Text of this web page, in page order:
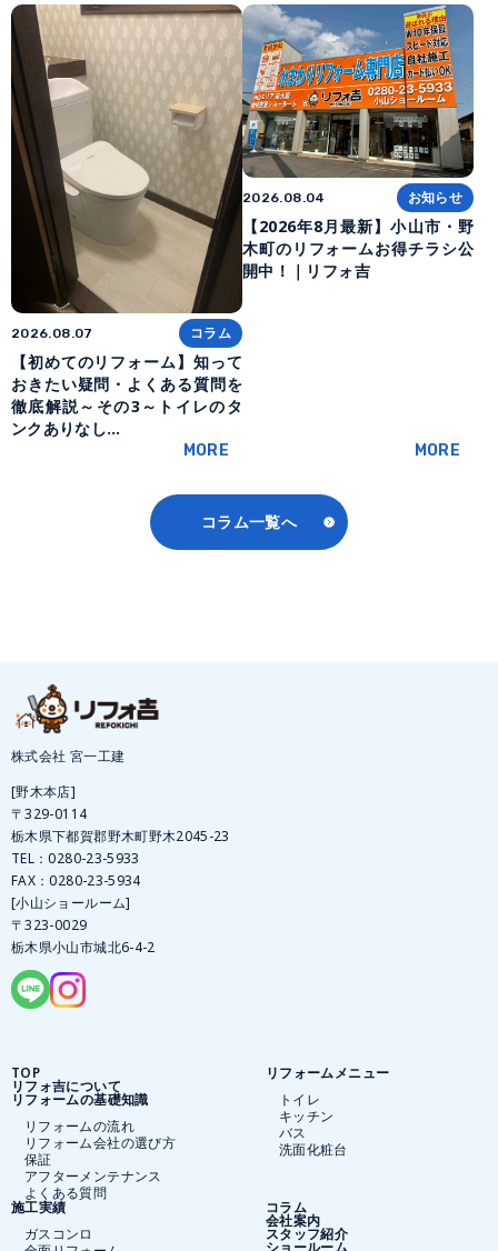
2026.08.07 コラム
【初めてのリフォーム】知って
おきたい疑問・よくある質問を
徹底解説～その3～トイレのタ
ンクありなし…
MORE
2026.08.04 お知らせ
【2026年8月最新】小山市・野
木町のリフォームお得チラシ公
開中！｜リフォ吉
MORE
コラム一覧へ
株式会社 宮一工建
[野木本店]
〒329-0114
栃木県下都賀郡野木町野木2045-23
TEL：0280-23-5933
FAX：0280-23-5934
[小山ショールーム]
〒323-0029
栃木県小山市城北6-4-2
TOP
リフォ吉について
リフォームの基礎知識
リフォームの流れ
リフォーム会社の選び方
保証
アフターメンテナンス
よくある質問
リフォームメニュー
トイレ
キッチン
バス
洗面化粧台
施工実績
ガスコンロ
コラム
会社案内
スタッフ紹介